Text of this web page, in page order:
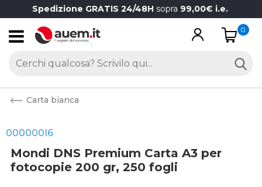
Spedizione GRATIS 24/48H sopra 99,00€ i.e.
Open
0
Carta bianca
000000I6
Mondi DNS Premium Carta A3 per
fotocopie 200 gr, 250 fogli